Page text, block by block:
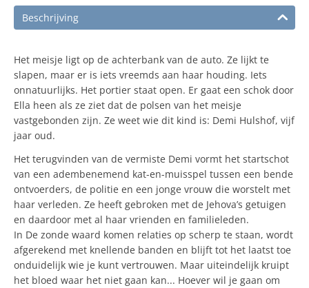
Beschrijving
Het meisje ligt op de achterbank van de auto. Ze lijkt te
slapen, maar er is iets vreemds aan haar houding. Iets
onnatuurlijks. Het portier staat open. Er gaat een schok door
Ella heen als ze ziet dat de polsen van het meisje
vastgebonden zijn. Ze weet wie dit kind is: Demi Hulshof, vijf
jaar oud.
Het terugvinden van de vermiste Demi vormt het startschot
van een adembenemend kat-en-muisspel tussen een bende
ontvoerders, de politie en een jonge vrouw die worstelt met
haar verleden. Ze heeft gebroken met de Jehova’s getuigen
en daardoor met al haar vrienden en familieleden.
In De zonde waard komen relaties op scherp te staan, wordt
afgerekend met knellende banden en blijft tot het laatst toe
onduidelijk wie je kunt vertrouwen. Maar uiteindelijk kruipt
het bloed waar het niet gaan kan... Hoever wil je gaan om